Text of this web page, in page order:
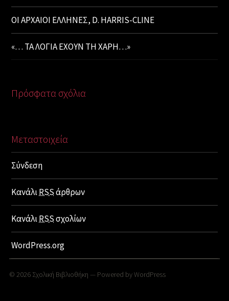
ΟΙ ΑΡΧΑΙΟΙ ΕΛΛΗΝΕΣ, D. HARRIS-CLINE
«… ΤΑ ΛΟΓΙΑ ΕΧΟΥΝ ΤΗ ΧΑΡΗ…»
Πρόσφατα σχόλια
Μεταστοιχεία
Σύνδεση
ΚανάλιRSSάρθρων
ΚανάλιRSSσχολίων
WordPress.org
© 2026 Σχολική Βιβλιοθήκη — Powered byWordPress